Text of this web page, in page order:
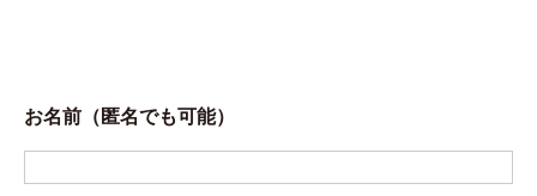
お名前（匿名でも可能）